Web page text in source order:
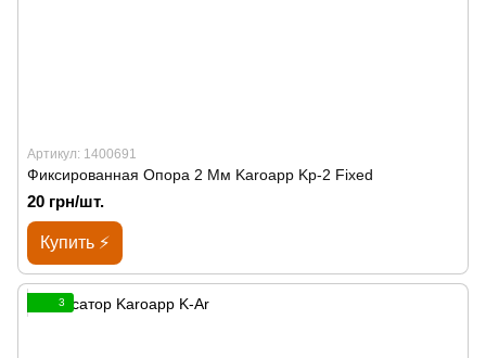
Артикул: 1400691
Фиксированная Опора 2 Мм Karoapp Kp-2 Fixed
20 грн/шт.
Купить ⚡
3